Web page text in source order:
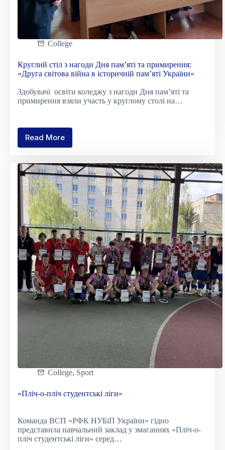
College
Круглий стіл з нагоди Дня пам’яті та примирення:
«Друга світова війна в історичній пам’яті України»
Здобувачі освіти коледжу з нагоди Дня пам’яті та
примирення взяли участь у круглому столі на…
Read More
Круглий
нагоди
Дня
пам’яті
та
примирення:
«Друга
світова
війна
в
історичній
пам’яті
України»
College, Sport
«Пліч-о-пліч студентські ліги»
Команда ВСП «РФК НУБіП України» гідно
представила навчальний заклад у змаганнях «Пліч-о-
пліч студентські ліги» серед…